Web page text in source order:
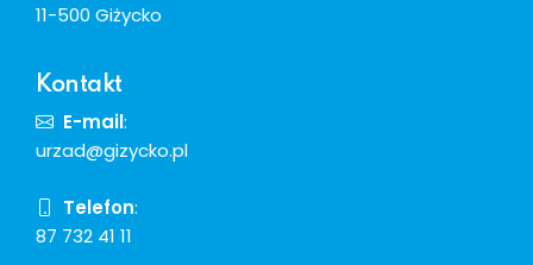
11-500 Giżycko
Kontakt
E-mail:
urzad@gizycko.pl
Telefon:
87 732 41 11